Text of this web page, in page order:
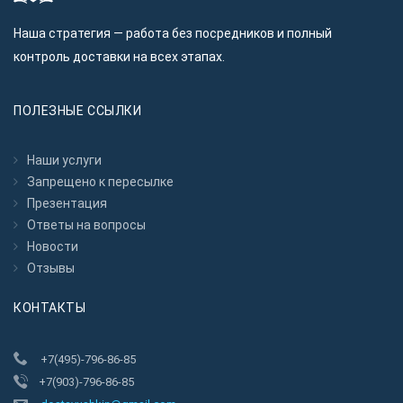
Наша стратегия — работа без посредников и полный
контроль доставки на всех этапах.
ПОЛЕЗНЫЕ ССЫЛКИ
Наши услуги
Запрещено к пересылкe
Презентация
Ответы на вопросы
Новости
Отзывы
КОНТАКТЫ
+7(495)-796-86-85
+7(903)-796-86-85